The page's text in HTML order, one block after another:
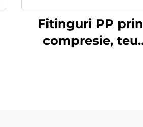
Fitinguri PP prin
compresie, teu